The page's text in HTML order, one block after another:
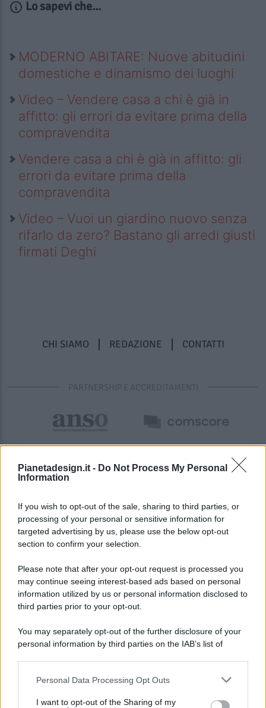
Pianetadesign.it - Do Not Process My Personal
Information
If you wish to opt-out of the sale, sharing to third parties, or
processing of your personal or sensitive information for
targeted advertising by us, please use the below opt-out
section to confirm your selection.
Please note that after your opt-out request is processed you
may continue seeing interest-based ads based on personal
information utilized by us or personal information disclosed to
third parties prior to your opt-out.
You may separately opt-out of the further disclosure of your
personal information by third parties on the IAB’s list of
This information may also be disclosed by us to third parties
Personal Data Processing Opt Outs
I want to opt-out of the Sharing of my
Lo sapevi che...
MODERNO ABITARE: Nuove abitudini
domestiche e dinamismo dei luoghi
Video – Vendere casa a chi è già in
affitto: gli errori da evitare prima della
compravendita
Vendere casa a chi è già in affitto: gli
errori da evitare prima della
compravendita
Video – Vuoi un giardino nuovo senza
rifarlo da zero? Bastano gli arredi giusti
firmati Deghi
CHI SIAMO REDAZIONE CONTATTI
PARTNERSHIP E ACCREDITAMENTI
© 2026 - Pianeta Design - P.IVA 04827280654 - Testata
Registrata Al Tribunale Di Nocera Inferiore N. 8/2020 - RG N.
ISCRIZIONE AL ROC N. 35792 – ISCRITTA ALL’ANSO
(ASSOCIAZIONE NAZIONALE STAMPA ONLINE)
PREFERENZE PRIVACY